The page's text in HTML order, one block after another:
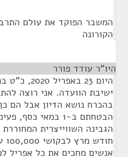
המשבר הפוקד את עולם
הקורונה
היו"ר עודד פורר
היום 23
ישיבת הוועדה. אני רוצה
בהכרח נושא הדיון אבל הם
הבטחתם ב-1 במאי
הגבינה השווייצרית